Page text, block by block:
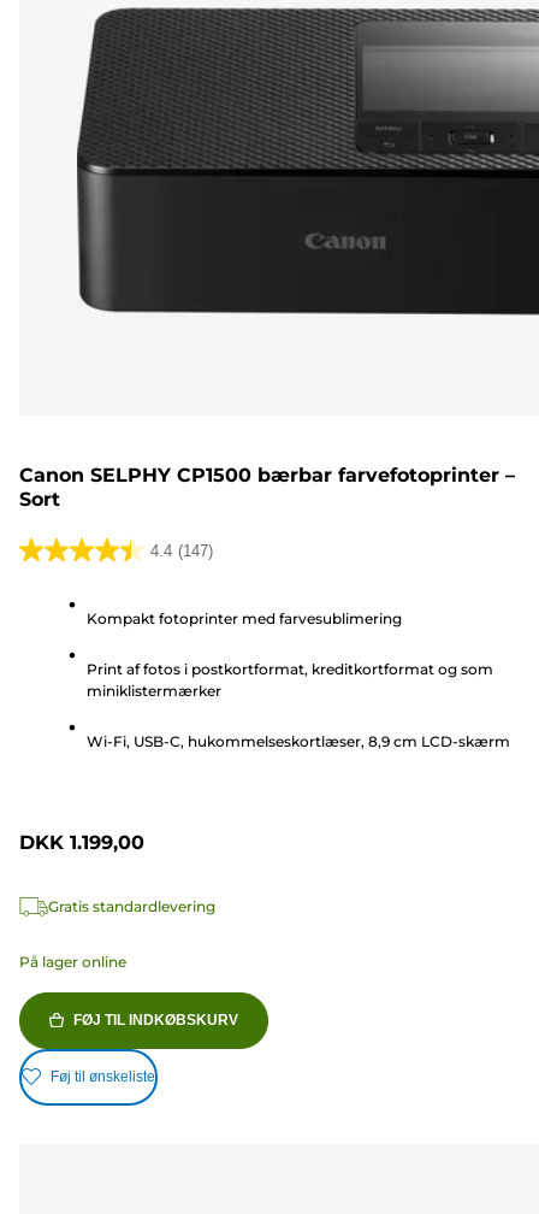
Canon SELPHY CP1500 bærbar farvefotoprinter –
Sort
4.4 (147)
4.4
stjerner.
anmeldelser
Kompakt fotoprinter med farvesublimering
Print af fotos i postkortformat, kreditkortformat og som
miniklistermærker
Wi-Fi, USB-C, hukommelseskortlæser, 8,9 cm LCD-skærm
DKK 1.199,00
Gratis standardlevering
På lager online
FØJ TIL INDKØBSKURV
Føj til ønskeliste